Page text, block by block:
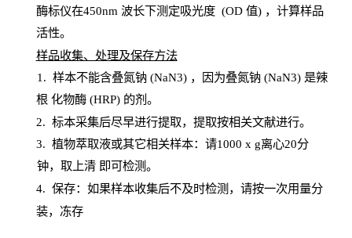
酶标仪在450nm 波长下测定吸光度 (OD 值) ，计算样品
活性。
样品收集、处理及保存方法
1 . 样本不能含叠氮钠(NaN3) ，因为叠氮钠 (NaN3) 是辣
根 化物酶(HRP) 的剂。
2. 标本采集后尽早进行提取，提取按相关文献进行。
3. 植物萃取液或其它相关样本：请1000 x g离心20分
钟，取上清 即可检测。
4. 保存：如果样本收集后不及时检测，请按一次用量分
装，冻存